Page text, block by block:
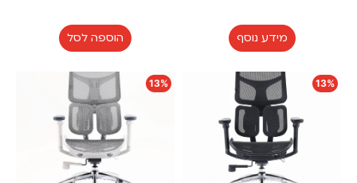
מידע נוסף הוספה לסל
13%
13%